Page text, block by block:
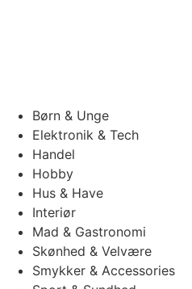
Børn & Unge
Elektronik & Tech
Handel
Hobby
Hus & Have
Interiør
Mad & Gastronomi
Skønhed & Velvære
Smykker & Accessories